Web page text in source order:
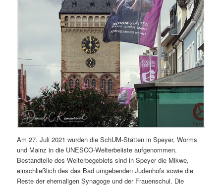
Am 27. Juli 2021 wurden die SchUM-Stätten in Speyer, Worms
und Mainz in die UNESCO-Welterbeliste aufgenommen.
Bestandteile des Welterbegebiets sind in Speyer die Mikwe,
einschließlich des das Bad umgebenden Judenhofs sowie die
Reste der ehemaligen Synagoge und der Frauenschul. Die